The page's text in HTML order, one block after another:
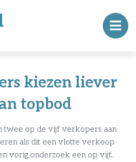
kiezen liever
topbod
twee op de vijf verkopers aan
als dit een vlotte verkoop
vorig onderzoek een op vijf.